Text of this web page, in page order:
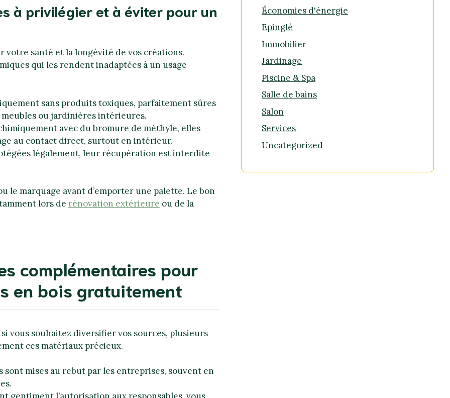
à privilégier et à éviter pour un
santé et la longévité de vos créations.
qui les rendent inadaptées à un usage
sans produits toxiques, parfaitement sûres
ou jardinières intérieures.
avec du bromure de méthyle, elles
au contact direct, surtout en intérieur.
légalement, leur récupération est interdite
le marquage avant d’emporter une palette. Le bon
lors de rénovation extérieure ou de la
complémentaires pour
en bois gratuitement
vous souhaitez diversifier vos sources, plusieurs
ces matériaux précieux.
sont mises au rebut par les entreprises, souvent en
Économies d'énergie
Epinglé
Immobilier
Jardinage
Piscine & Spa
Salle de bains
Salon
Services
Uncategorized